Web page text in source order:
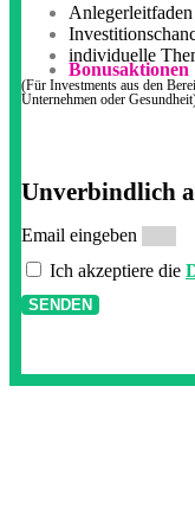
Anlegerleitfaden
individuelle
Bonusaktionen
(Für Investments aus den
Unternehmen oder
Unverbindlich
Email eingeben
Ich akzeptiere die
SENDEN